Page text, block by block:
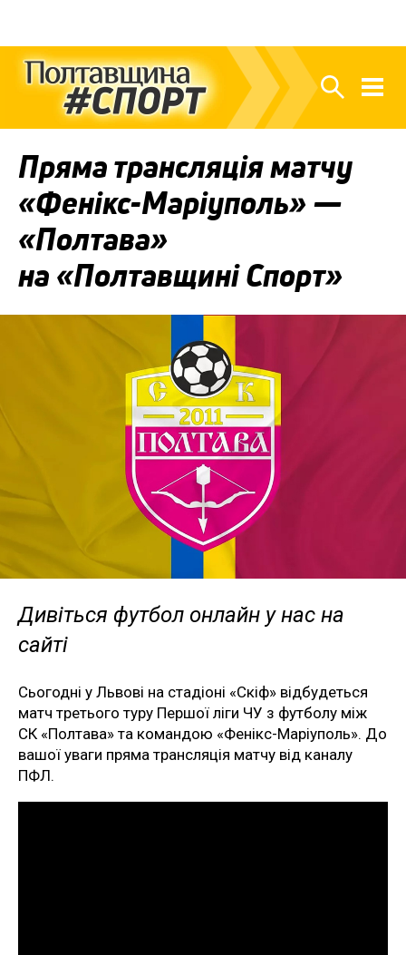
Пряма трансляція матчу
«Фенікс-Маріуполь» —
«Полтава»
на «Полтавщині Спорт»
Дивіться футбол онлайн у нас на
сайті
Сьогодні у Львові на стадіоні «Скіф» відбудеться
матч третього туру Першої ліги ЧУ з футболу між
СК «Полтава» та командою «Фенікс-Маріуполь». До
вашої уваги пряма трансляція матчу від каналу
ПФЛ.